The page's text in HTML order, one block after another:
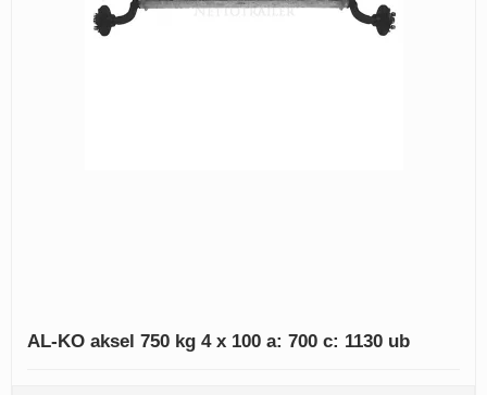
AL-KO aksel 750 kg 4 x 100 a: 700 c: 1130 ub